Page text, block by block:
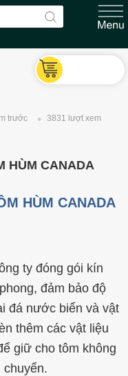
trước 3831 lượt xem
HÙM CANADA
HÙM CANADA
ty đóng gói kín
, đảm bảo độ
đá nước biển và vật
thêm các vật liệu
giữ cho tôm không
chuyển.